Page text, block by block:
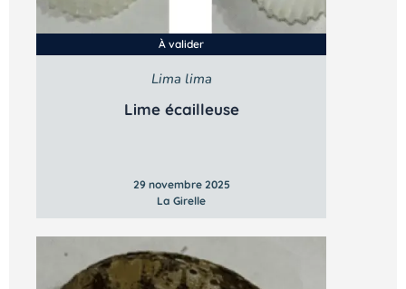
À valider
Lima lima
Lime écailleuse
29 novembre 2025
La Girelle